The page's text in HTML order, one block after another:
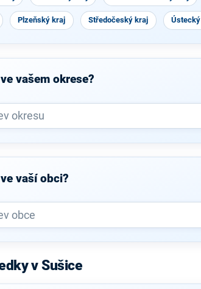
Plzeňský kraj Středočeský kraj
vašem okrese?
vaší obci?
v Sušice